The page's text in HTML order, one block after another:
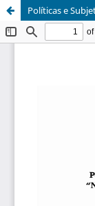
Políticas e